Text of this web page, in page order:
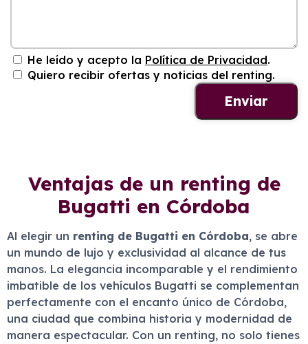
He leído y acepto la Política de Privacidad.
Quiero recibir ofertas y noticias del renting.
Ventajas de un renting de
Bugatti en Córdoba
Al elegir un renting de Bugatti en Córdoba, se abre
un mundo de lujo y exclusividad al alcance de tus
manos. La elegancia incomparable y el rendimiento
imbatible de los vehículos Bugatti se complementan
perfectamente con el encanto único de Córdoba,
una ciudad que combina historia y modernidad de
manera espectacular. Con un renting, no solo tienes